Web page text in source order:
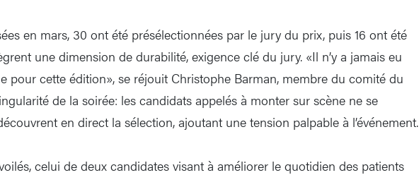
en mars, 30 ont été présélectionnées par le jury du prix, puis 16 ont été
une dimension de durabilité, exigence clé du jury. «Il n’y a jamais eu
pour cette édition», se réjouit Christophe Barman, membre du comité du
de la soirée: les candidats appelés à monter sur scène ne se
en direct la sélection, ajoutant une tension palpable à l’événement.
celui de deux candidates visant à améliorer le quotidien des patients